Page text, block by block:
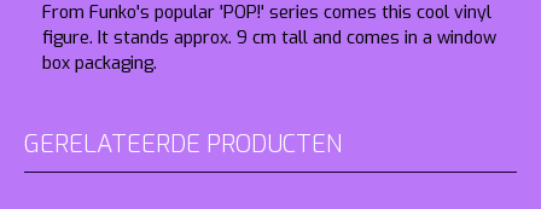
From Funko's popular 'POP!' series comes this cool vinyl
figure. It stands approx. 9 cm tall and comes in a window
box packaging.
GERELATEERDE PRODUCTEN